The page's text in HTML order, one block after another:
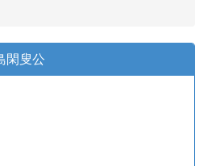
閑叟公